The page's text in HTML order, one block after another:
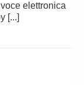
elettronica
[...]